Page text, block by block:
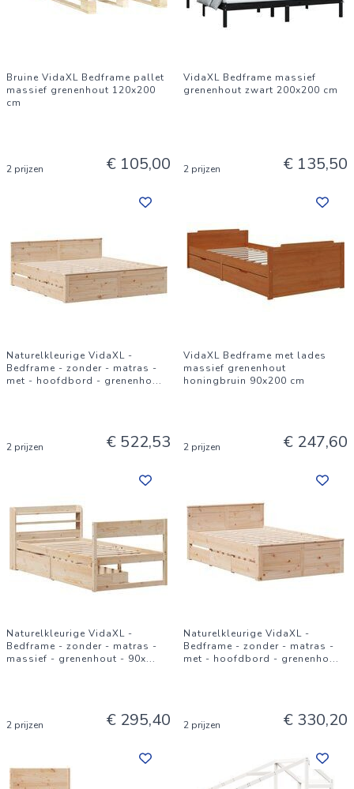
Bruine VidaXL Bedframe pallet
massief grenenhout 120x200
cm
2 prijzen € 105,00
VidaXL Bedframe massief
grenenhout zwart 200x200 cm
2 prijzen € 135,50
Naturelkleurige VidaXL -
Bedframe - zonder - matras -
met - hoofdbord - grenenho...
2 prijzen € 522,53
VidaXL Bedframe met lades
massief grenenhout
honingbruin 90x200 cm
2 prijzen € 247,60
Naturelkleurige VidaXL -
Bedframe - zonder - matras -
massief - grenenhout - 90x...
2 prijzen € 295,40
Naturelkleurige VidaXL -
Bedframe - zonder - matras -
met - hoofdbord - grenenho...
2 prijzen € 330,20